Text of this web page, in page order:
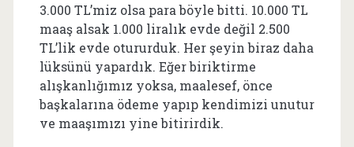
3.000 TL’miz olsa para böyle bitti. 10.000 TL
maaş alsak 1.000 liralık evde değil 2.500
TL’lik evde otururduk. Her şeyin biraz daha
lüksünü yapardık. Eğer biriktirme
alışkanlığımız yoksa, maalesef, önce
başkalarına ödeme yapıp kendimizi unutur
ve maaşımızı yine bitirirdik.